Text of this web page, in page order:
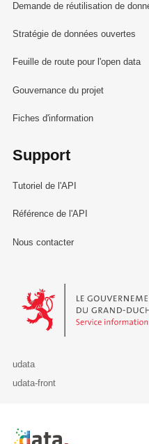
Demande de réutilisation de
Stratégie de données ouvertes
Feuille de route pour l'open data
Gouvernance du projet
Fiches d'information
Support
Tutoriel de l'API
Référence de l'API
Nous contacter
Le Gouvernement du Grand-
udata
udata-front
Retour à l'accueil de